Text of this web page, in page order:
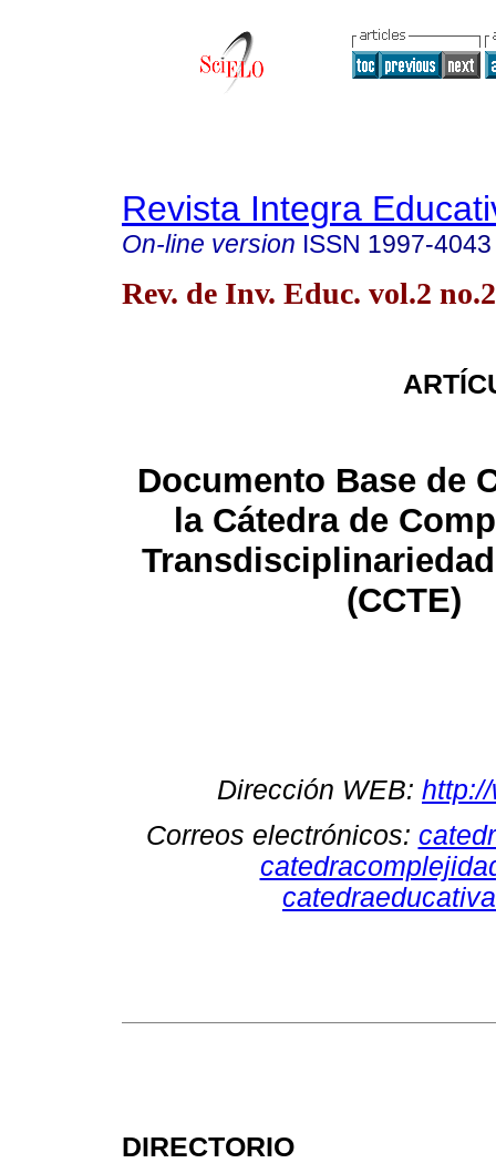
Revista Integra
On-line version ISSN 1997-4043
Rev. de Inv. Educ. vol.2
Documento Base de
la Cátedra de
(CCTE)
Dirección WEB:
Correos electrónicos:
DIRECTORIO